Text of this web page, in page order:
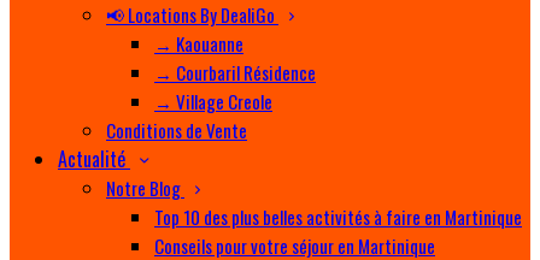
📢 Locations By DealiGo
→ Kaouanne
→ Courbaril Résidence
→ Village Creole
Conditions de Vente
Actualité
Notre Blog
Top 10 des plus belles activités à faire en Martinique
Conseils pour votre séjour en Martinique